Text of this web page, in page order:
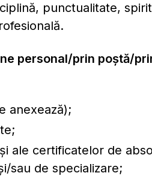
punctualitate,
personal/prin poştă/
anexează);
ale certificatelor de
sau de specializare;